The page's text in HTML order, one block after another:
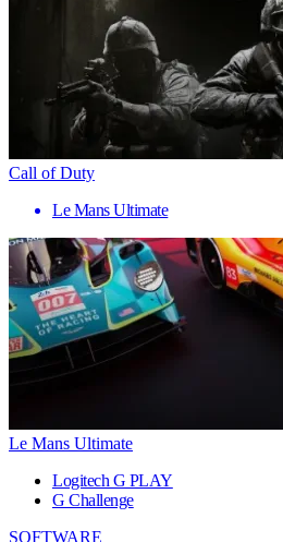
Call of Duty
Le Mans Ultimate
Le Mans Ultimate
Logitech G PLAY
G Challenge
SOFTWARE